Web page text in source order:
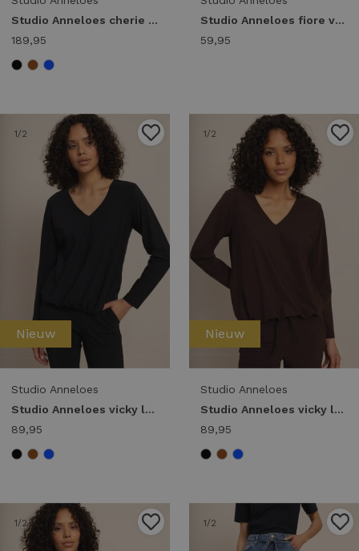
Studio Anneloes cherie jumpsuit 94854 Jumpsuit 6900 dark blue
189,95
Studio Anneloes fiore vneck t-shirt 94855 T-shirt Korte mouw 1000 white
59,95
1/2
Nieuw
Studio Anneloes
Studio Anneloes vicky ls shirt 94858 T-shirt Lange mouw 9000 black
89,95
1/2
Nieuw
Studio Anneloes
Studio Anneloes vicky ls shirt 94858 T-shirt Lange mouw 8700 espresso
89,95
1/2 1/2